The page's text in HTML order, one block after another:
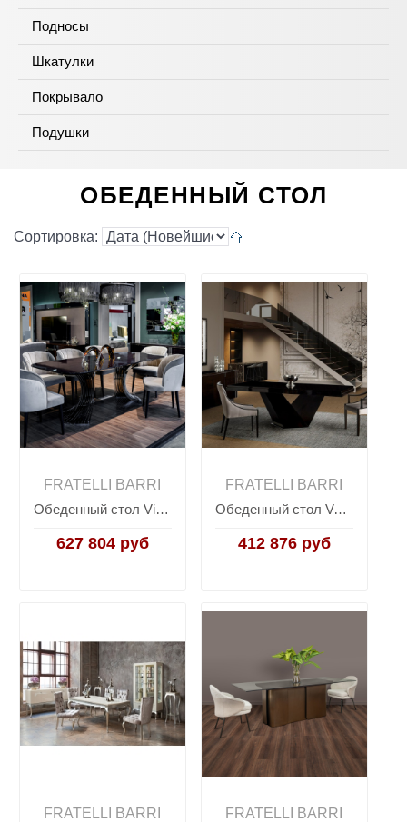
Подносы
Шкатулки
Покрывало
Подушки
ОБЕДЕННЫЙ СТОЛ
Сортировка:
FRATELLI BARRI
Обеденный стол Vivienne TIMELESS SALE, FRATELLI BARRI
627 804 руб
FRATELLI BARRI
Обеденный стол Vermont VERMONT, FRATELLI BARRI
412 876 руб
FRATELLI BARRI
FRATELLI BARRI